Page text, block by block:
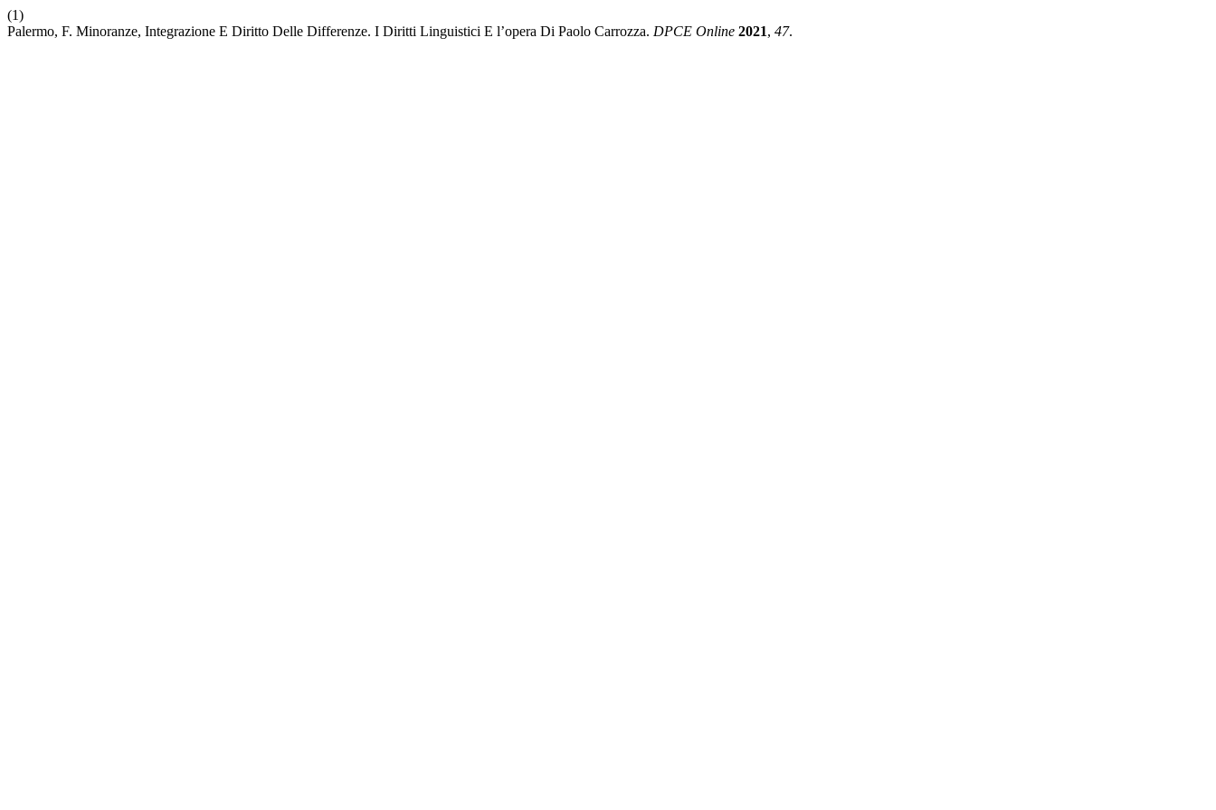
(1)
Palermo, F. Minoranze, Integrazione E Diritto Delle Differenze. I Diritti Linguistici E l’opera Di Paolo Carrozza. DPCE Online 2021, 47.